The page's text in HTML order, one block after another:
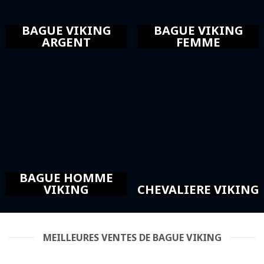
BAGUE VIKING
ARGENT
BAGUE VIKING
FEMME
BAGUE HOMME
VIKING CHEVALIERE VIKING
MEILLEURES VENTES DE BAGUE VIKING